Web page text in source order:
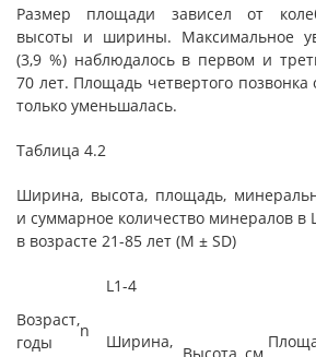
Размер площади зависел от
высоты и ширины. Максимальное
(3,9 %) наблюдалось в первом и
70 лет. Площадь четвертого позвонка
только уменьшалась.
Таблица 4.2
Ширина, высота, площадь,
и суммарное количество минералов в
в возрасте 21-85 лет (M ± SD)
Возраст,
годы
n
L1-4
Ширина,